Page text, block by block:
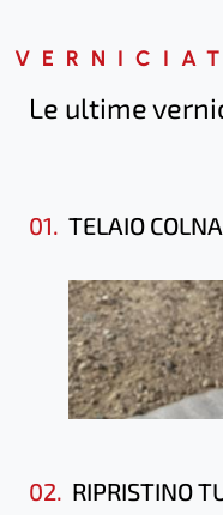
Le ultime
01. TELAIO
02. RIPRISTINO